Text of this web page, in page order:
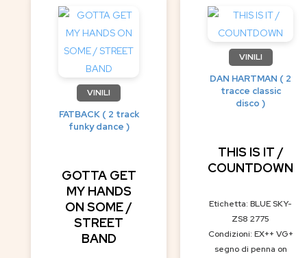
VINILI
FATBACK ( 2 track
funky dance )
GOTTA GET
MY HANDS
ON SOME /
STREET
BAND
VINILI
DAN HARTMAN ( 2
tracce classic
disco )
THIS IS IT /
COUNTDOWN
Etichetta: BLUE SKY-
ZS8 2775
Condizioni: EX++ VG+
segno di penna on